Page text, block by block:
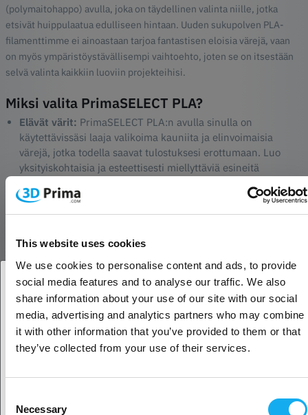
This website uses cookies
We use cookies to personalise content and ads, to provide
social media features and to analyse our traffic. We also
share information about your use of our site with our social
media, advertising and analytics partners who may combine
it with other information that you’ve provided to them or that
they’ve collected from your use of their services.
Selection
Necessary
(polymaitohappo) avulla, joka on täydellinen valinta niille, jotka
etsivät huippulaatua edulliseen hintaan. Uuden sukupolven PLA-
filamenttimme ei ainoastaan tarjoa fantastisen eloisia värejä, vaan
on myös ympäristöystävällisempi vaihtoehto, joten se on itsestään
selvä valinta kaikkiin luoviin projekteihisi.
Miksi valita PrimaSELECT PLA?
Elävät värit: PrimaSELECT PLA:n avulla sinulla on
käytettävissäsi laaja valikoima kauniita ja elinvoimaisia
värejä, jotka todella saavat tulostuksesi erottumaan. Luo
yksityiskohtaisia ja esteettisesti miellyttäviä esineitä
Ympäristöystävällisempi:
Uuden sukupolven PLA on
kehitetty ympäristöä ajatellen. Uusiutuvista luonnonvaroista
muovimateriaaleihin verrattuna. Voit luottaa siihen, että teet
Ei myrkyllisiä höyryjä:Yksi PrimaSELECT PLA:n
suurimmista eduista on se, että se ei tuota myrkyllisiä
höyryjä tulostuksen aikana. Tämä tekee siitä ihanteellisen
sisäkäyttöön, olitpa sitten luomassa kotona, koulussa tai
toimistossa. Saat turvallisen ja mukavan
tulostuskokemuksen joka kerta.
helppokäyttöisyydestään. Se ei vaadi lämmitettyä
asetettu 45-55 asteeseen. Virheettömän tulostuksen
Oletko yritys- vai yksityisasiakas?
Yritysasiakas